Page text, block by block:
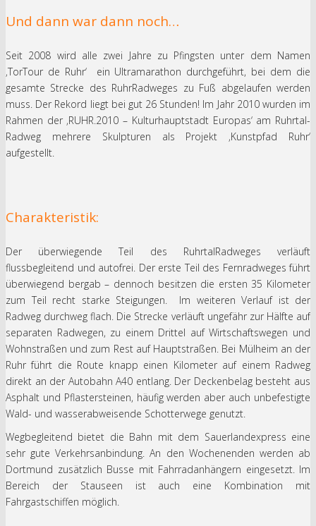
Und dann war dann noch…
Seit 2008 wird alle zwei Jahre zu Pfingsten unter dem Namen
‚TorTour de Ruhr‘ ein Ultramarathon durchgeführt, bei dem die
gesamte Strecke des RuhrRadweges zu Fuß abgelaufen werden
muss. Der Rekord liegt bei gut 26 Stunden! Im Jahr 2010 wurden im
Rahmen der ‚RUHR.2010 – Kulturhauptstadt Europas‘ am Ruhrtal-
Radweg mehrere Skulpturen als Projekt ‚Kunstpfad Ruhr‘
aufgestellt.
Charakteristik:
Der überwiegende Teil des RuhrtalRadweges verläuft
flussbegleitend und autofrei. Der erste Teil des Fernradweges führt
überwiegend bergab – dennoch besitzen die ersten 35 Kilometer
zum Teil recht starke Steigungen. Im weiteren Verlauf ist der
Radweg durchweg flach. Die Strecke verläuft ungefähr zur Hälfte auf
separaten Radwegen, zu einem Drittel auf Wirtschaftswegen und
Wohnstraßen und zum Rest auf Hauptstraßen. Bei Mülheim an der
Ruhr führt die Route knapp einen Kilometer auf einem Radweg
direkt an der Autobahn A40 entlang. Der Deckenbelag besteht aus
Asphalt und Pflastersteinen, häufig werden aber auch unbefestigte
Wald- und wasserabweisende Schotterwege genutzt.
Wegbegleitend bietet die Bahn mit dem Sauerlandexpress eine
sehr gute Verkehrsanbindung. An den Wochenenden werden ab
Dortmund zusätzlich Busse mit Fahrradanhängern eingesetzt. Im
Bereich der Stauseen ist auch eine Kombination mit
Fahrgastschiffen möglich.